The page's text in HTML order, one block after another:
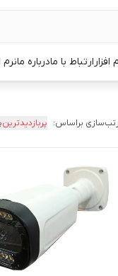
ارتباط با مادرباره مانرم
براساس: پربازدیدترین